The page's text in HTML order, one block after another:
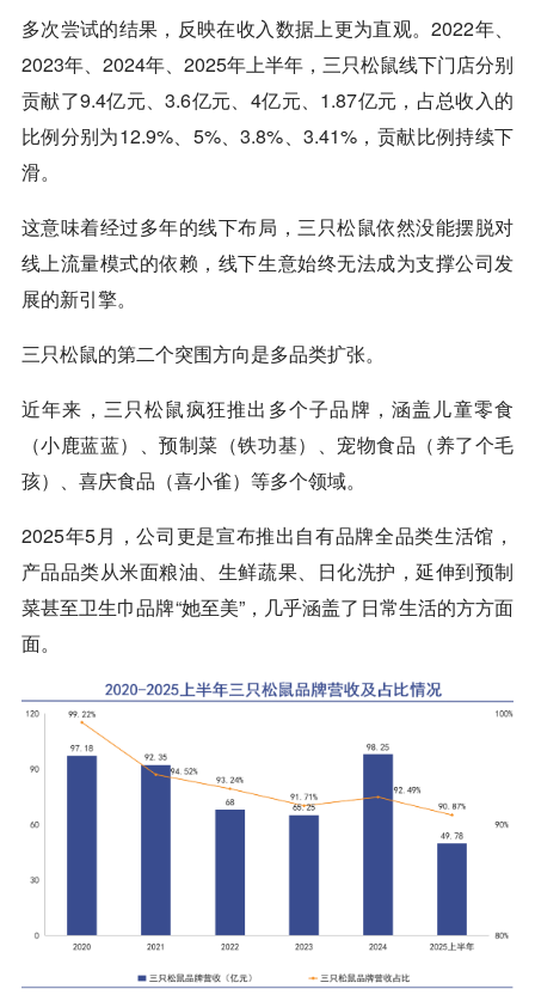
多次尝试的结果，反映在收入数据上更为直观。2022年、
2023年、2024年、2025年上半年，三只松鼠线下门店分别
贡献了9.4亿元、3.6亿元、4亿元、1.87亿元，占总收入的
比例分别为12.9%、5%、3.8%、3.41%，贡献比例持续下
滑。
这意味着经过多年的线下布局，三只松鼠依然没能摆脱对
线上流量模式的依赖，线下生意始终无法成为支撑公司发
展的新引擎。
三只松鼠的第二个突围方向是多品类扩张。
近年来，三只松鼠疯狂推出多个子品牌，涵盖儿童零食
（小鹿蓝蓝）、预制菜（铁功基）、宠物食品（养了个毛
孩）、喜庆食品（喜小雀）等多个领域。
2025年5月，公司更是宣布推出自有品牌全品类生活馆，
产品品类从米面粮油、生鲜蔬果、日化洗护，延伸到预制
菜甚至卫生巾品牌“她至美”，几乎涵盖了日常生活的方方面
面。